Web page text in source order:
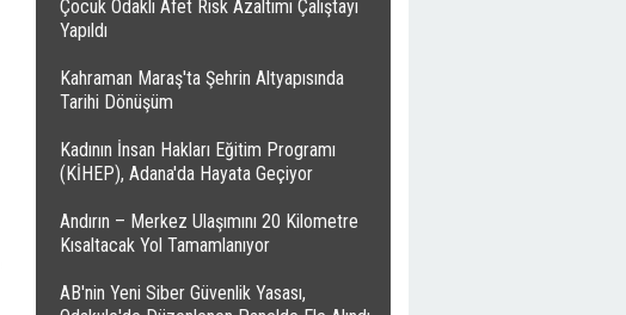
Çocuk Odaklı Afet Risk Azaltımı Çalıştayı
Yapıldı
Kahraman Maraş'ta Şehrin Altyapısında
Tarihi Dönüşüm
Kadının İnsan Hakları Eğitim Programı
(KİHEP), Adana'da Hayata Geçiyor
Andırın – Merkez Ulaşımını 20 Kilometre
Kısaltacak Yol Tamamlanıyor
AB'nin Yeni Siber Güvenlik Yasası,